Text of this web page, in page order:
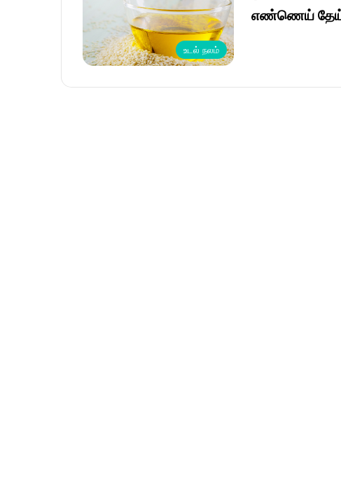
உடல் நலம்
எண்ணெய்